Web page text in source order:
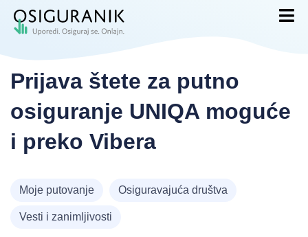
Prijava štete za putno
osiguranje UNIQA moguće
i preko Vibera
Moje putovanje Osiguravajuća društva
Vesti i zanimljivosti